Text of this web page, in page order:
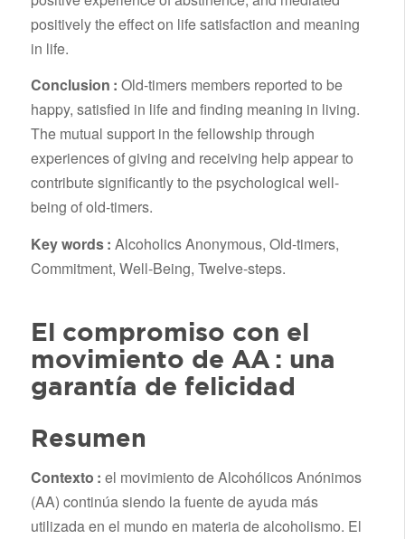
positively the effect on life satisfaction and meaning
in life.
Conclusion : Old-timers members reported to be
happy, satisfied in life and finding meaning in living.
The mutual support in the fellowship through
experiences of giving and receiving help appear to
contribute significantly to the psychological well-
being of old-timers.
Key words : Alcoholics Anonymous, Old-timers,
Commitment, Well-Being, Twelve-steps.
El compromiso con el
movimiento de AA : una
garantía de felicidad
Resumen
Contexto : el movimiento de Alcohólicos Anónimos
(AA) continúa siendo la fuente de ayuda más
utilizada en el mundo en materia de alcoholismo. El